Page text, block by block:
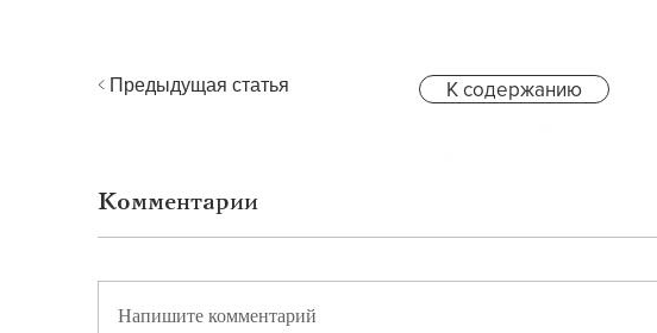
< Предыдущая статья К содержанию
Комментарии
Напишите комментарий